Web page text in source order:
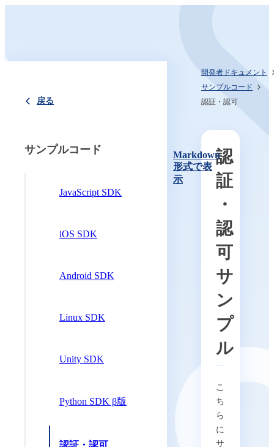
戻る
サンプルコード
JavaScript SDK
iOS SDK
Android SDK
Linux SDK
Unity SDK
Python SDK β版
認証・認可
開発者ドキュメント
サンプルコード
認証・認可
Markdown
形式で表
示
認
証
・
認
可
サ
ン
プ
ル
こ
ち
ら
に
サ